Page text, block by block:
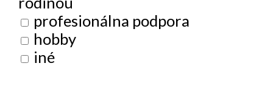
profesionálna podpora
hobby
iné